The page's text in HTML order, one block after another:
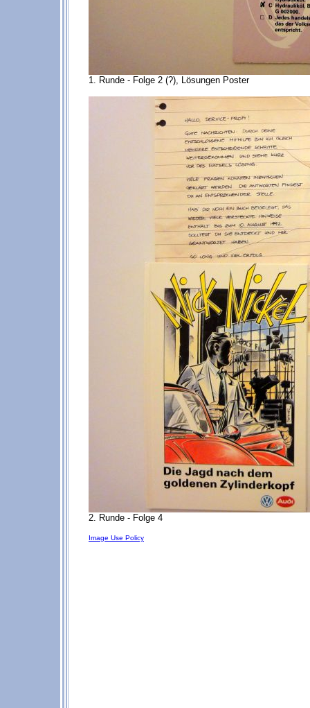
1. Runde - Folge 2 (?), Lösungen Poster
2. Runde - Folge 4
Image Use Policy